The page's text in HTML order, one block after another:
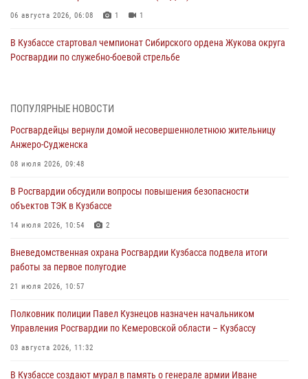
06 августа 2026, 06:08 1 1
В Кузбассе стартовал чемпионат Сибирского ордена Жукова округа
Росгвардии по служебно-боевой стрельбе
Росгвардейцы задержали в Кемерове дебошира, устроившего
05 августа 2026, 09:30
Росгвардейцы задержали участника драки, причинившего побои
05 августа 2026, 08:50
Росгвардейцы пресекли нарушение общественного порядка на
05 августа 2026, 08:10
Росгвардейцы в Юрге пресекли попытку проникновения на
05 августа 2026, 07:45
ПОПУЛЯРНЫЕ НОВОСТИ
Росгвардейцы вернули домой несовершеннолетнюю жительницу
Анжеро-Судженска
08 июля 2026, 09:48
В Росгвардии обсудили вопросы повышения безопасности
объектов ТЭК в Кузбассе
14 июля 2026, 10:54 2
Вневедомственная охрана Росгвардии Кузбасса подвела итоги
работы за первое полугодие
21 июля 2026, 10:57
Полковник полиции Павел Кузнецов назначен начальником
Управления Росгвардии по Кемеровской области – Кузбассу
03 августа 2026, 11:32
В Кузбассе создают мурал в память о генерале армии Иване